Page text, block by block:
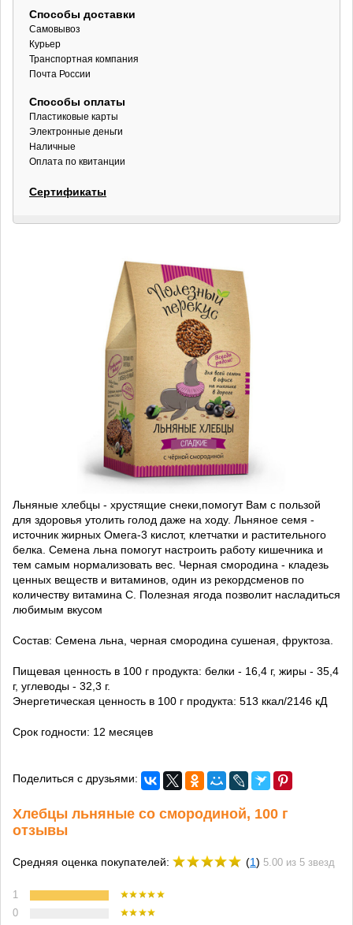
Способы доставки
Самовывоз
Курьер
Транспортная компания
Почта России
Способы оплаты
Пластиковые карты
Электронные деньги
Наличные
Оплата по квитанции
Сертификаты
Льняные хлебцы - хрустящие снеки,помогут Вам с пользой
для здоровья утолить голод даже на ходу. Льняное семя -
источник жирных Омега-3 кислот, клетчатки и растительного
белка. Семена льна помогут настроить работу кишечника и
тем самым нормализовать вес. Черная смородина - кладезь
ценных веществ и витаминов, один из рекордсменов по
количеству витамина С. Полезная ягода позволит насладиться
любимым вкусом
Состав: Семена льна, черная смородина сушеная, фруктоза.
Пищевая ценность в 100 г продукта: белки - 16,4 г, жиры - 35,4
г, углеводы - 32,3 г.
Энергетическая ценность в 100 г продукта: 513 ккал/2146 кД
Срок годности: 12 месяцев
Поделиться с друзьями:
Хлебцы льняные со смородиной, 100 г
отзывы
Средняя оценка покупателей: (1) 5.00 из 5 звезд
1
0